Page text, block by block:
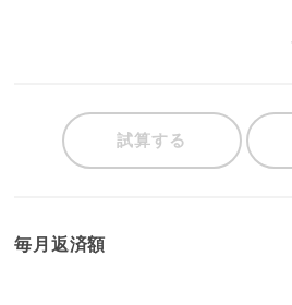
試算する
毎月返済額